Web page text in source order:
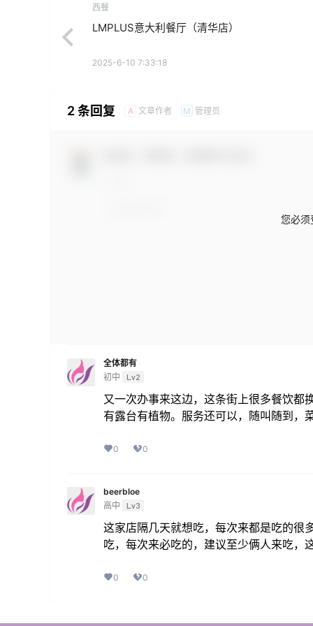
西餐
LMPLUS意大利餐厅（清华店）
2025-6-10 7:33:18
2 条回复 A 文章作者 M 管理员
您必须
全体都有
初中
Lv2
又一次办事来这边，这条街上很多餐饮都
有露台有植物。服务还可以，随叫随到，
0 0
beerbloe
高中
Lv3
这家店隔几天就想吃，每次来都是吃的很
吃，每次来必吃的，建议至少俩人来吃，
0 0